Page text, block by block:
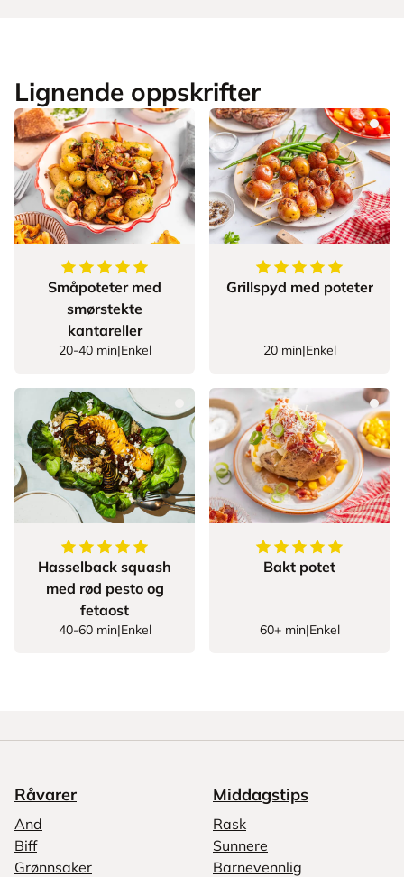
Lignende oppskrifter
5av5stjerner
Småpoteter med
smørstekte
kantareller
20-40 min|Enkel
5av5stjerner
Grillspyd med poteter
20 min|Enkel
5av5stjerner
Hasselback squash
med rød pesto og
fetaost
40-60 min|Enkel
5av5stjerner
Bakt potet
60+ min|Enkel
Råvarer
And
Biff
Grønnsaker
Middagstips
Rask
Sunnere
Barnevennlig